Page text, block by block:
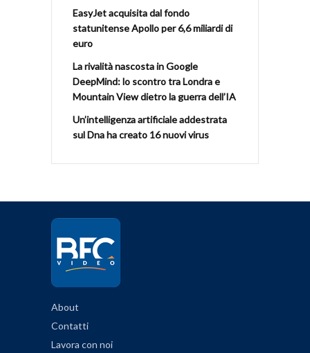
EasyJet acquisita dal fondo
statunitense Apollo per 6,6 miliardi di
euro
La rivalità nascosta in Google
DeepMind: lo scontro tra Londra e
Mountain View dietro la guerra dell’IA
Un’intelligenza artificiale addestrata
sul Dna ha creato 16 nuovi virus
About
Contatti
Lavora con noi